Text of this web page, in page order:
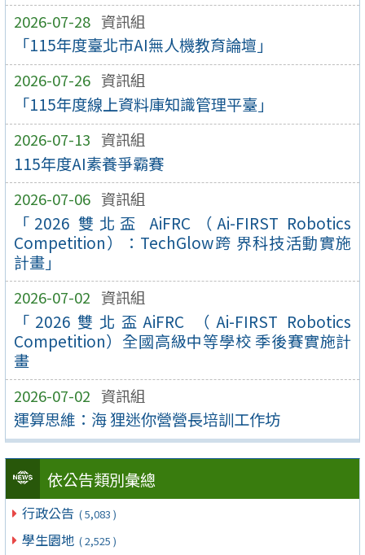
2026-07-28 資訊組
「115年度臺北市AI無人機教育論壇」
2026-07-26 資訊組
「115年度線上資料庫知識管理平臺」
2026-07-13 資訊組
115年度AI素養爭霸賽
2026-07-06 資訊組
「2026 雙北盃 AiFRC（Ai-FIRST Robotics
Competition）：TechGlow跨 界科技活動實施
計畫」
2026-07-02 資訊組
「2026雙北盃AiFRC （Ai-FIRST Robotics
Competition）全國高級中等學校 季後賽實施計
畫
2026-07-02 資訊組
運算思維：海 狸迷你營營長培訓工作坊
依公告類別彙總
行政公告 ( 5,083 )
學生園地 ( 2,525 )